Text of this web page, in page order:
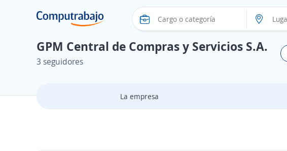
GPM Central de Compras y Servicios S.A.
3 seguidores
La empresa